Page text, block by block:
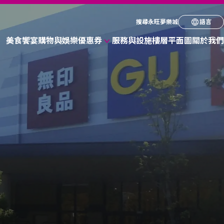
美食饗宴購物與娛樂優惠券
各式商店優惠券
服務與設施樓層平面圖關於我們
搜尋永旺夢樂城 語言
請選擇您偏好的
English
简体